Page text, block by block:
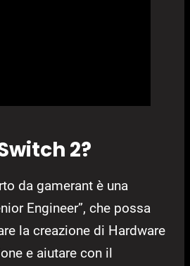
2?
da gamerant è una
Engineer”, che possa
la creazione di Hardware
e aiutare con il